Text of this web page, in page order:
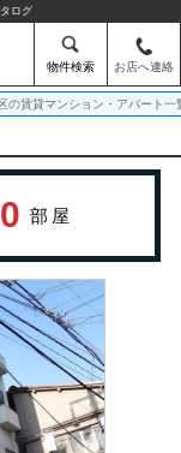
ログ
物件検索 お店へ連絡
の賃貸マンション・アパート一
0 部屋